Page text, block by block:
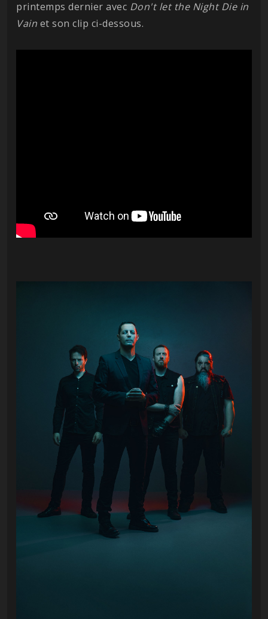
printemps dernier avec Don't let the Night Die in
Vain et son clip ci-dessous.